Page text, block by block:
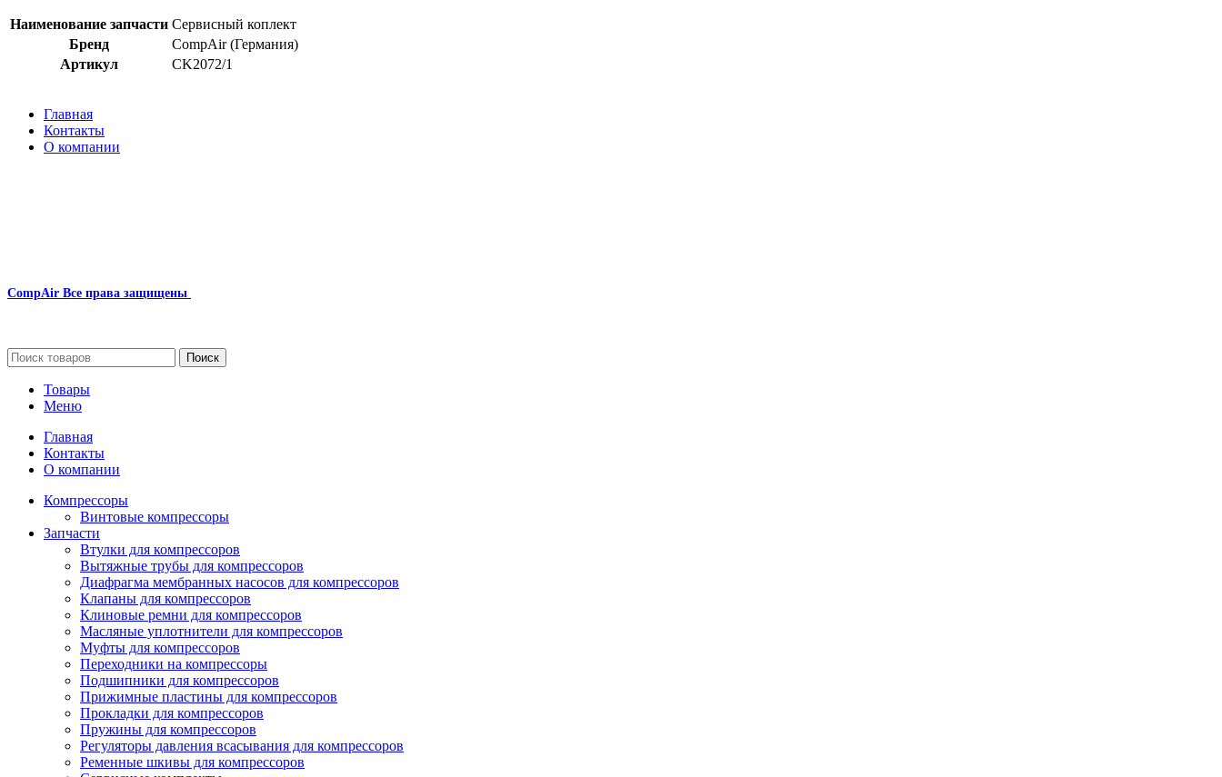
Наименование запчасти Сервисный коплект
Бренд
CompAir (Германия)
Артикул
CK2072/1
Главная
Контакты
О компании
CompAir Все права защищены
Поиск
Товары
Меню
Главная
Контакты
О компании
Компрессоры
Винтовые компрессоры
Запчасти
Втулки для компрессоров
Вытяжные трубы для компрессоров
Диафрагма мембранных насосов для компрессоров
Клапаны для компрессоров
Клиновые ремни для компрессоров
Масляные уплотнители для компрессоров
Муфты для компрессоров
Переходники на компрессоры
Подшипники для компрессоров
Прижимные пластины для компрессоров
Прокладки для компрессоров
Пружины для компрессоров
Регуляторы давления всасывания для компрессоров
Ременные шкивы для компрессоров